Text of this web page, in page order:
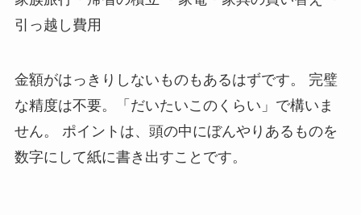
引っ越し費用
金額がはっきりしないものもあるはずです。 完璧
な精度は不要。「だいたいこのくらい」で構いま
せん。 ポイントは、頭の中にぼんやりあるものを
数字にして紙に書き出すことです。